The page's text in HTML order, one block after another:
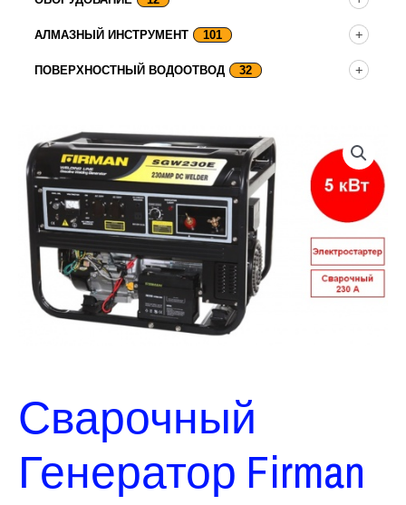
АЛМАЗНЫЙ ИНСТРУМЕНТ 101
ПОВЕРХНОСТНЫЙ ВОДООТВОД 32
Сварочный
Генератор Firman